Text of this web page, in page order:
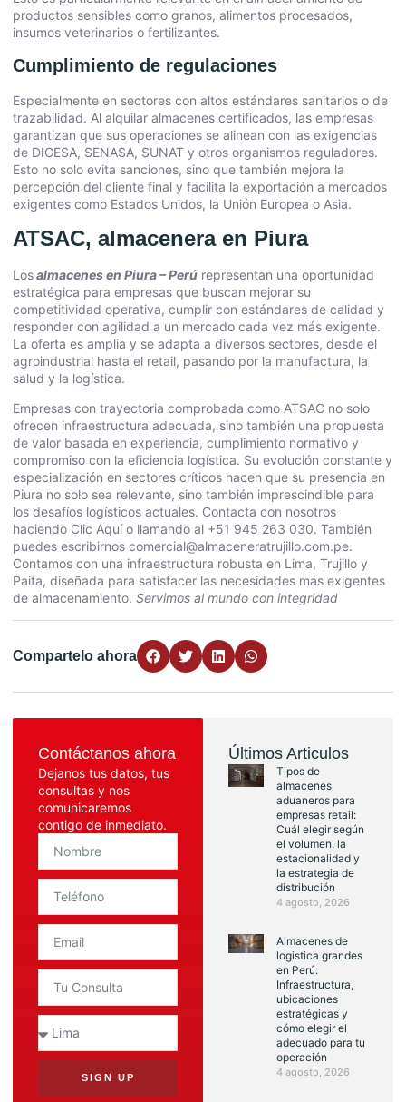
productos sensibles como granos, alimentos procesados,
insumos veterinarios o fertilizantes.
Cumplimiento de regulaciones
Especialmente en sectores con altos estándares sanitarios o de
trazabilidad. Al alquilar almacenes certificados, las empresas
garantizan que sus operaciones se alinean con las exigencias
de DIGESA, SENASA, SUNAT y otros organismos reguladores.
Esto no solo evita sanciones, sino que también mejora la
percepción del cliente final y facilita la exportación a mercados
exigentes como Estados Unidos, la Unión Europea o Asia.
ATSAC, almacenera en Piura
Losalmacenes en Piura – Perú representan una oportunidad
estratégica para empresas que buscan mejorar su
competitividad operativa, cumplir con estándares de calidad y
responder con agilidad a un mercado cada vez más exigente.
La oferta es amplia y se adapta a diversos sectores, desde el
agroindustrial hasta el retail, pasando por la manufactura, la
salud y la logística.
Empresas con trayectoria comprobada como ATSAC no solo
ofrecen infraestructura adecuada, sino también una propuesta
de valor basada en experiencia, cumplimiento normativo y
compromiso con la eficiencia logística. Su evolución constante y
especialización en sectores críticos hacen que su presencia en
Piura no solo sea relevante, sino también imprescindible para
los desafíos logísticos actuales. Contacta con nosotros
haciendo Clic Aquío llamando al +51 945 263 030. También
puedes escribirnos comercial@almaceneratrujillo.com.pe.
Contamos con una infraestructura robusta en Lima, Trujillo y
Paita, diseñada para satisfacer las necesidades más exigentes
de almacenamiento. Servimos al mundo con integridad
Compartelo ahora
Contáctanos ahora
Dejanos tus datos, tus
consultas y nos
comunicaremos
contigo de inmediato.
SIGN UP
Últimos Articulos
Tipos de
almacenes
aduaneros para
empresas retail:
Cuál elegir según
el volumen, la
estacionalidad y
la estrategia de
distribución
4 agosto, 2026
Almacenes de
logistica grandes
en Perú:
Infraestructura,
ubicaciones
estratégicas y
cómo elegir el
adecuado para tu
operación
4 agosto, 2026